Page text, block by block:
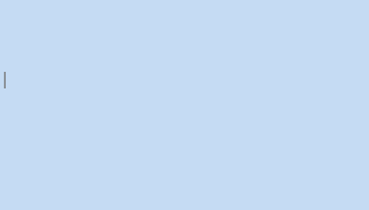
|